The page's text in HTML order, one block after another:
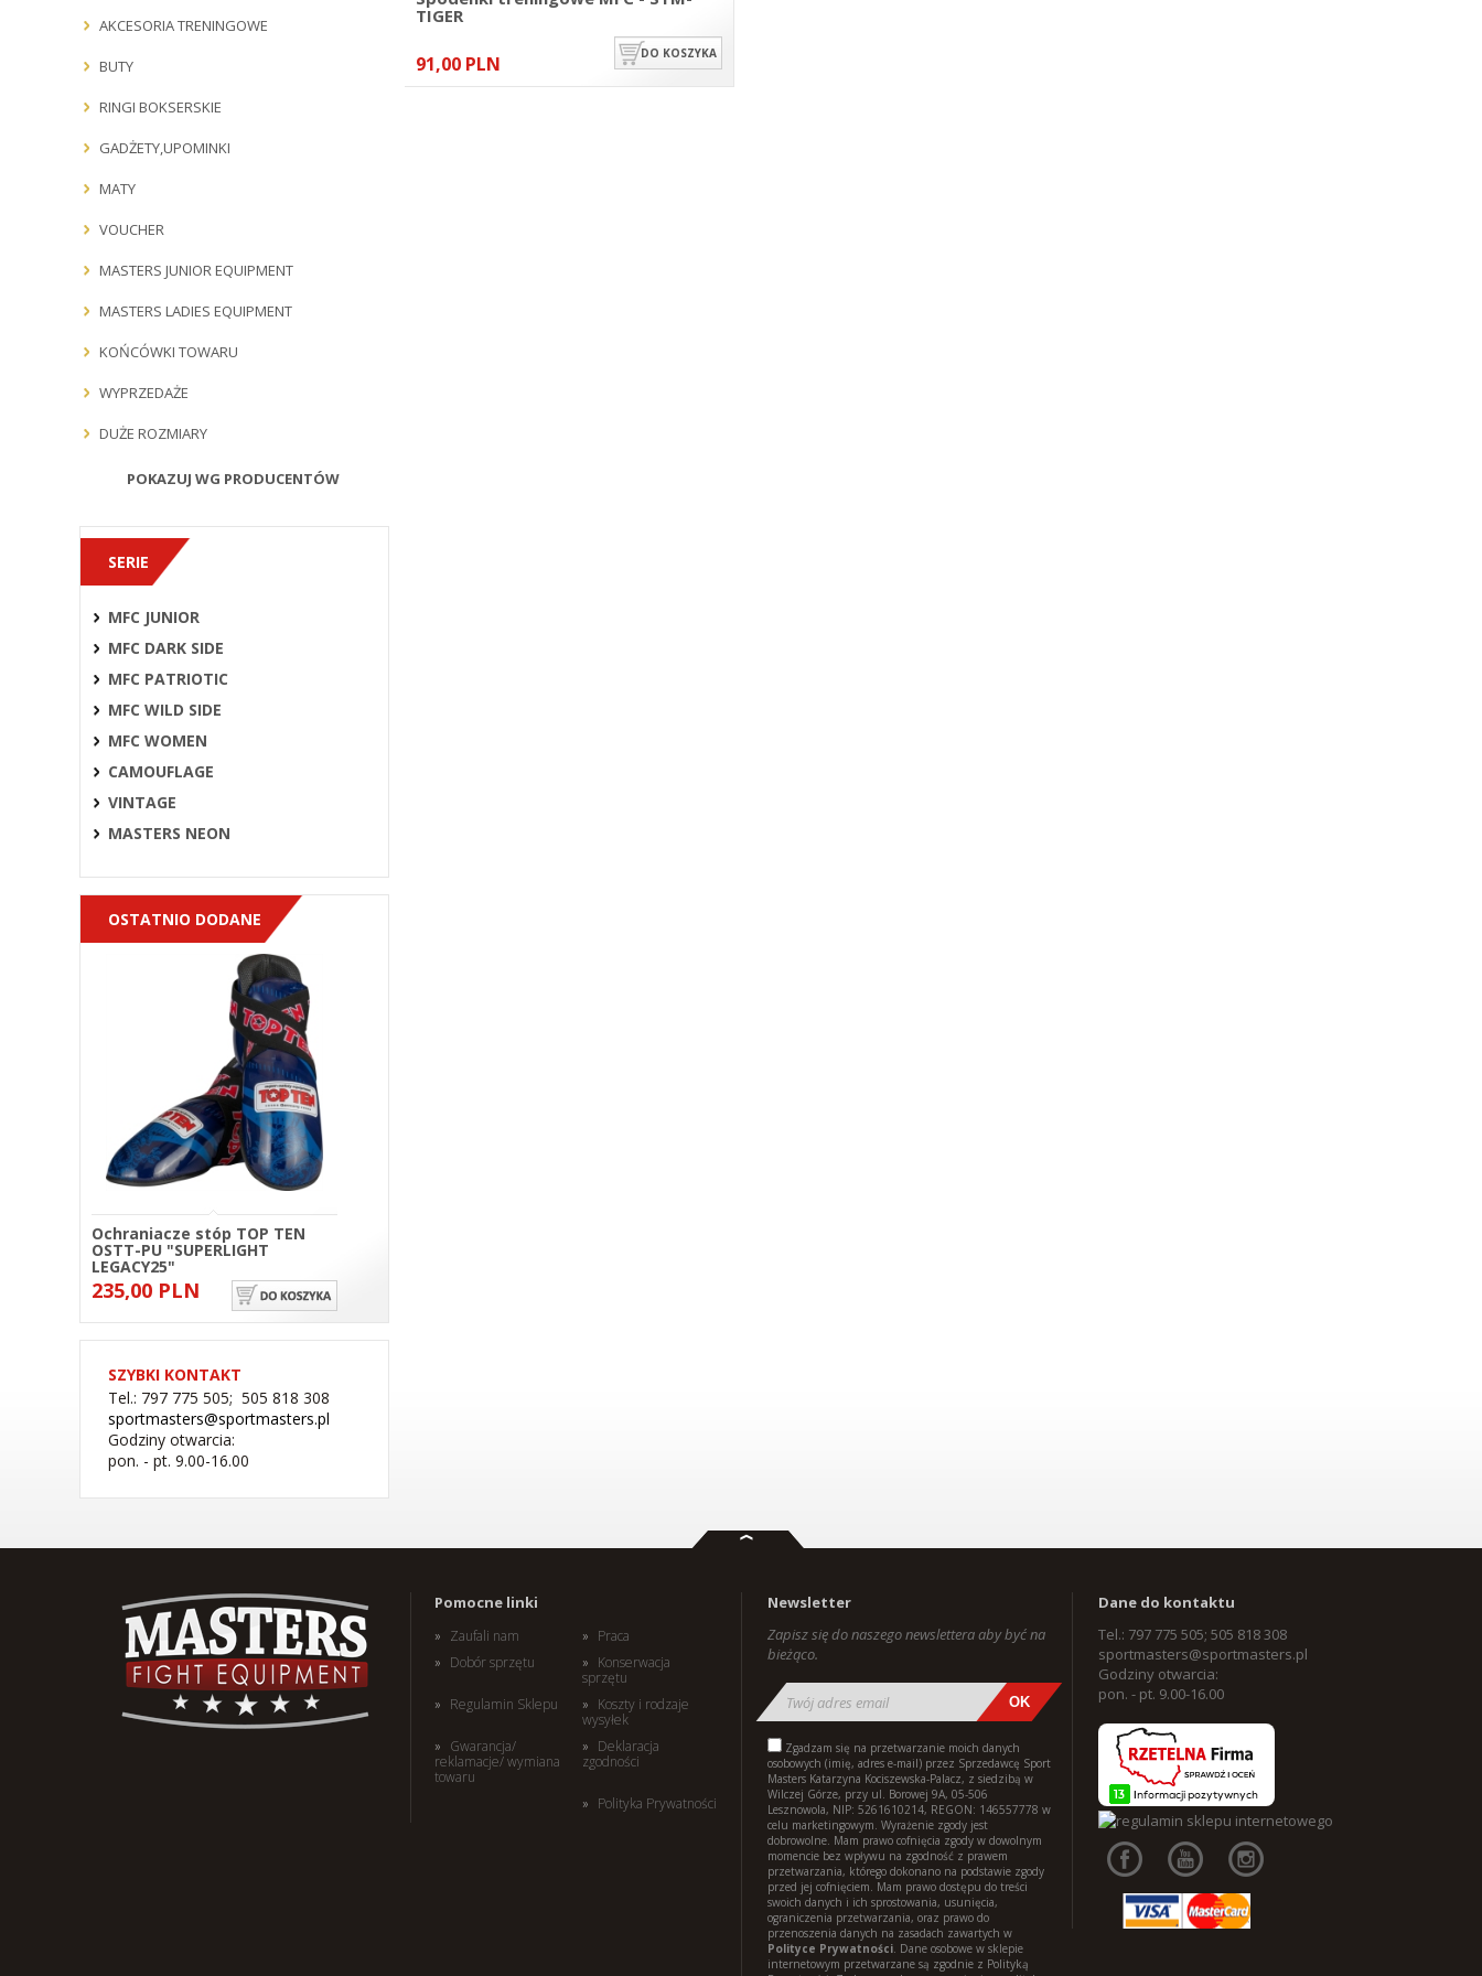
AKCESORIA TRENINGOWE
BUTY
RINGI BOKSERSKIE
GADŻETY,UPOMINKI
MATY
VOUCHER
MASTERS JUNIOR EQUIPMENT
MASTERS LADIES EQUIPMENT
KOŃCÓWKI TOWARU
WYPRZEDAŻE
DUŻE ROZMIARY
POKAZUJ WG PRODUCENTÓW
SERIE
MFC JUNIOR
MFC DARK SIDE
MFC PATRIOTIC
MFC WILD SIDE
MFC WOMEN
CAMOUFLAGE
VINTAGE
MASTERS NEON
OSTATNIO DODANE
Ochraniacze stóp TOP TEN
OSTT-PU "SUPERLIGHT
LEGACY25"
235,00 PLN
(W) Rękawice bokserskie
RBT-PRO-TRAIN czarno-
różowe 10 oz
179,00 PLN
SZYBKI KONTAKT
Tel.: 797 775 505; 505 818 308
sportmasters@sportmasters.pl
Godziny otwarcia:
pon. - pt. 9.00-16.00
TIGER
91,00 PLN DO KOSZYKA
Pomocne linki
Praca
Zaufali nam
Konserwacja
sprzętu
Dobór sprzętu
Koszty i rodzaje
wysyłek
Regulamin Sklepu
Deklaracja
zgodności
Gwarancja/
reklamacje/ wymiana
towaru
Polityka Prywatności
Newsletter
Zapisz się do naszego newslettera aby być na
bieżąco.
Zgadzam się na przetwarzanie moich danych
osobowych (imię, adres e-mail) przez Sprzedawcę Sport
Masters Katarzyna Kociszewska-Palacz, z siedzibą w
Wilczej Górze, przy ul. Borowej 9A, 05-506
Lesznowola, NIP: 5261610214, REGON: 146557778 w
celu marketingowym. Wyrażenie zgody jest
dobrowolne. Mam prawo cofnięcia zgody w dowolnym
momencie bez wpływu na zgodność z prawem
przetwarzania, którego dokonano na podstawie zgody
przed jej cofnięciem. Mam prawo dostępu do treści
swoich danych i ich sprostowania, usunięcia,
ograniczenia przetwarzania, oraz prawo do
przenoszenia danych na zasadach zawartych w
Polityce Prywatności. Dane osobowe w sklepie
internetowym przetwarzane są zgodnie z Polityką
Dane do kontaktu
Tel.: 797 775 505; 505 818 308
sportmasters@sportmasters.pl
Godziny otwarcia:
pon. - pt. 9.00-16.00